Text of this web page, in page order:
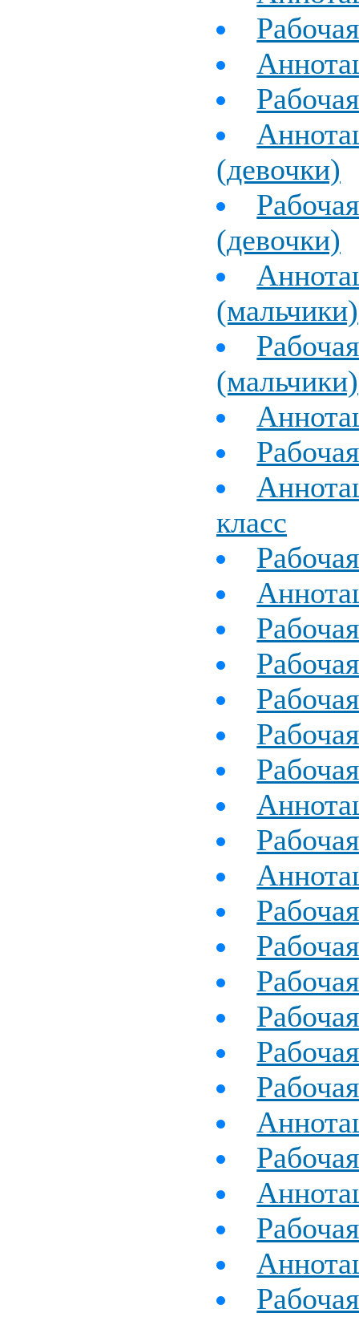
(девочки)
(девочки)
(мальчики)
(мальчики)
класс